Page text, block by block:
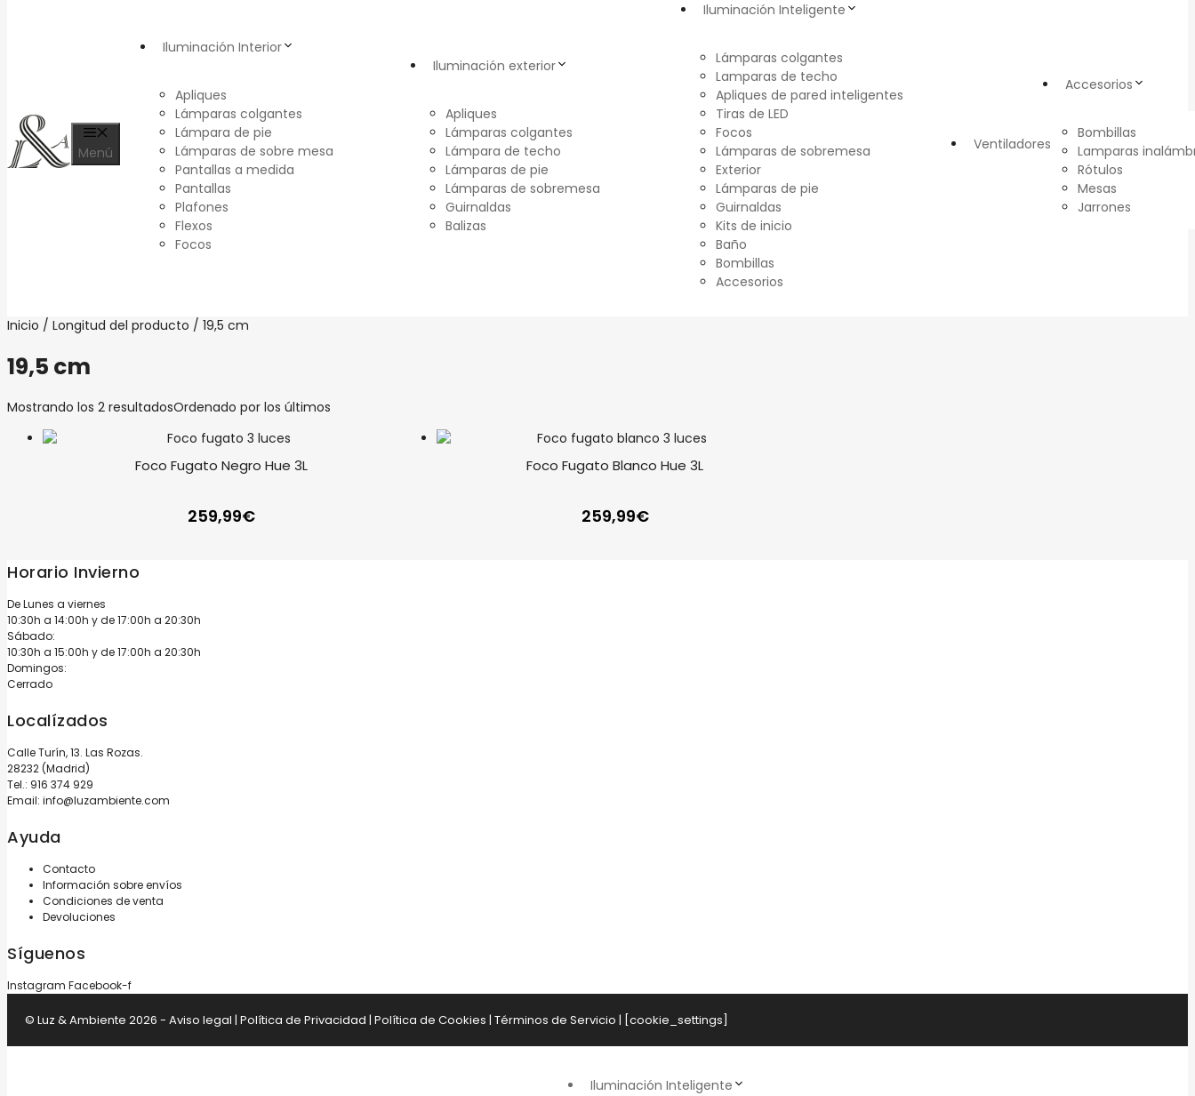
Menú
Iluminación Interior
Apliques
Lámparas colgantes
Lámpara de pie
Lámparas de sobre mesa
Pantallas a medida
Pantallas
Plafones
Flexos
Focos
Iluminación exterior
Apliques
Lámparas colgantes
Lámpara de techo
Lámparas de pie
Lámparas de sobremesa
Guirnaldas
Balizas
Iluminación Inteligente
Lámparas colgantes
Lamparas de techo
Apliques de pared inteligentes
Tiras de LED
Focos
Lámparas de sobremesa
Exterior
Lámparas de pie
Guirnaldas
Kits de inicio
Baño
Bombillas
Accesorios
Ventiladores
Accesorios
Bombillas
Lamparas
Rótulos
Mesas
Jarrones
Inicio / Longitud del producto / 19,5 cm
19,5 cm
Mostrando los 2 resultadosOrdenado por los últimos
Foco Fugato Negro Hue 3L
259,99€
Foco Fugato Blanco Hue 3L
259,99€
Horario Invierno
De Lunes a viernes
10:30h a 14:00h y de 17:00h a 20:30h
Sábado:
10:30h a 15:00h y de 17:00h a 20:30h
Domingos:
Cerrado
Localízados
Calle Turín, 13. Las Rozas.
28232 (Madrid)
Tel.: 916 374 929
Email: info@luzambiente.com
Ayuda
Contacto
Información sobre envíos
Condiciones de venta
Devoluciones
Síguenos
Instagram Facebook-f
© Luz & Ambiente 2026 - Aviso legal | Política de Privacidad | Política de Cookies | Términos de Servicio | [cookie_settings]
Iluminación Inteligente